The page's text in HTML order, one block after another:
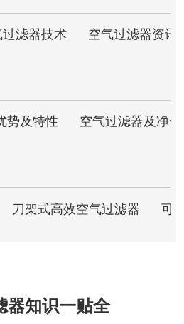
过滤器技术 空气过滤器资讯
势及特性 空气过滤器及净
刀架式高效空气过滤器 可
器知识一贴全